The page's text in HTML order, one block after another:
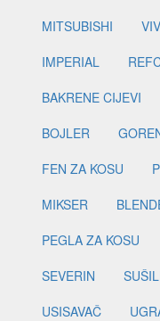
MITSUBISHI
IMPERIAL
BAKRENE CIJEVI
BOJLER
FEN ZA KOSU
MIKSER
PEGLA ZA KOSU
SEVERIN
USISAVAČ